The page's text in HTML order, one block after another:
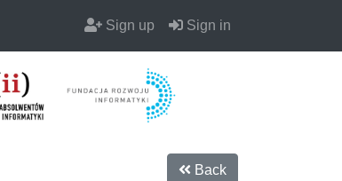
Sign up Sign in
Back